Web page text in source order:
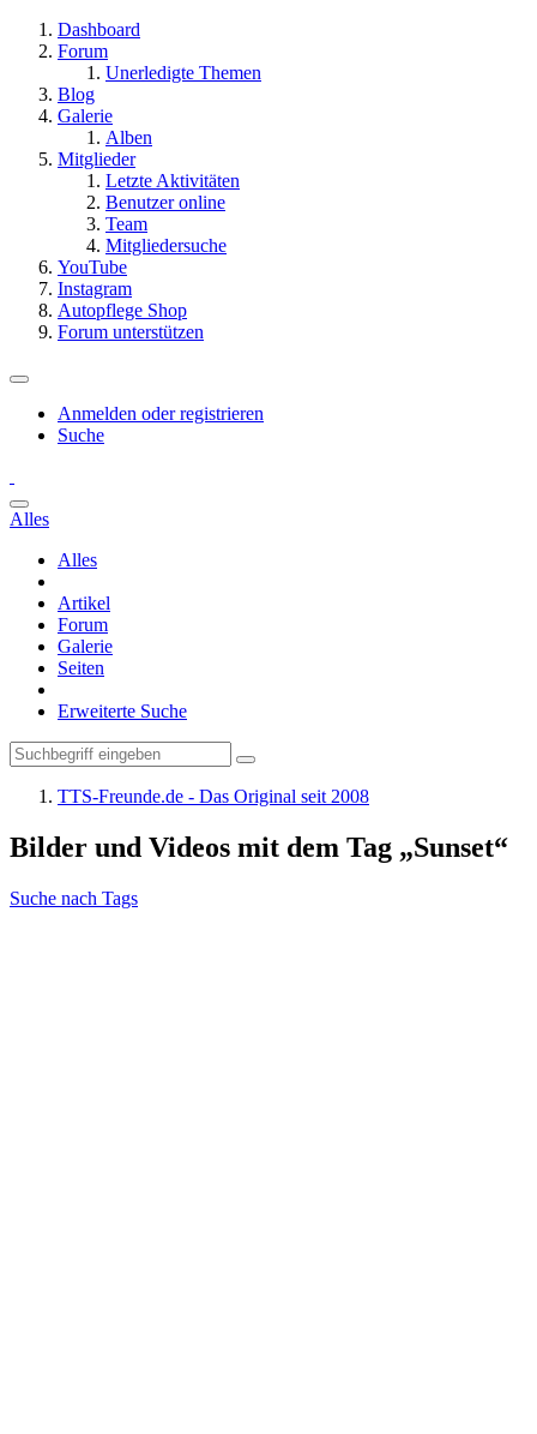
Dashboard
Forum
Unerledigte Themen
Blog
Galerie
Alben
Mitglieder
Letzte Aktivitäten
Benutzer online
Team
Mitgliedersuche
YouTube
Instagram
Autopflege Shop
Forum unterstützen
Anmelden oder registrieren
Suche
Alles
Alles
Artikel
Forum
Galerie
Seiten
Erweiterte Suche
TTS-Freunde.de - Das Original seit 2008
Bilder und Videos mit dem Tag „Sunset“
Suche nach Tags